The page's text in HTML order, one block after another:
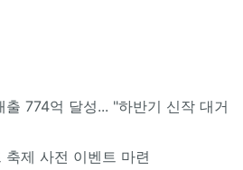
774억 달성... "하반기 신작 대거
제 사전 이벤트 마련